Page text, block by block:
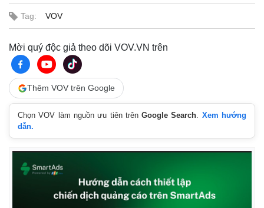
Thế giới
Cuộc sống đó đây
Video
Ảnh
Tag: VOV
Mời quý độc giả theo dõi VOV.VN trên
Thêm VOV trên Google
Chọn VOV làm nguồn ưu tiên trênGoogle Search. Xem hướng
dẫn.